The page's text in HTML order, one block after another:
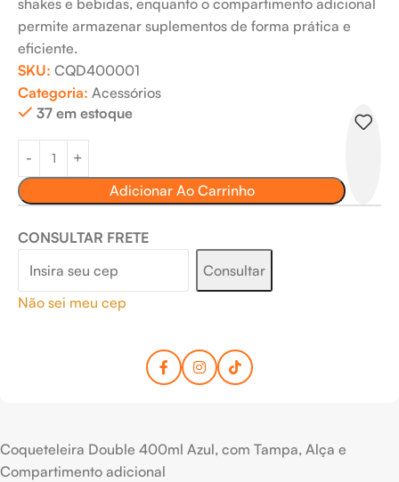
permite armazenar suplementos de forma prática e
eficiente.
SKU: CQD400001
Categoria: Acessórios
37 em estoque
Adicionar Ao Carrinho
CONSULTAR FRETE
Consultar
Não sei meu cep
Coqueteleira Double 400ml Azul, com Tampa, Alça e
Compartimento adicional